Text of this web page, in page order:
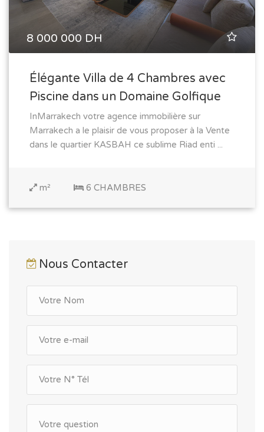
8 000 000 DH
Élégante Villa de 4 Chambres avec
Piscine dans un Domaine Golfique
InMarrakech votre agence immobilière sur
Marrakech a le plaisir de vous proposer à la Vente
dans le quartier KASBAH ce sublime Riad enti ...
m² 6 CHAMBRES
Nous Contacter